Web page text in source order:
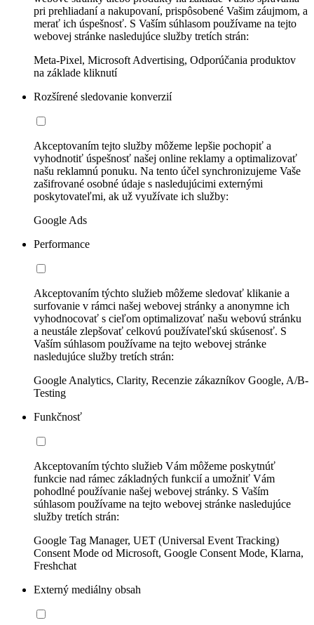
pri prehliadaní a nakupovaní, prispôsobené Vašim záujmom, a
merať ich úspešnosť. S Vaším súhlasom používame na tejto
webovej stránke nasledujúce služby tretích strán:
Meta-Pixel, Microsoft Advertising, Odporúčania produktov
na základe kliknutí
Rozšírené sledovanie konverzií
Akceptovaním tejto služby môžeme lepšie pochopiť a
vyhodnotiť úspešnosť našej online reklamy a optimalizovať
našu reklamnú ponuku. Na tento účel synchronizujeme Vaše
zašifrované osobné údaje s nasledujúcimi externými
poskytovateľmi, ak už využívate ich služby:
Google Ads
Performance
Akceptovaním týchto služieb môžeme sledovať klikanie a
surfovanie v rámci našej webovej stránky a anonymne ich
vyhodnocovať s cieľom optimalizovať našu webovú stránku
a neustále zlepšovať celkovú používateľskú skúsenosť. S
Vaším súhlasom používame na tejto webovej stránke
nasledujúce služby tretích strán:
Google Analytics, Clarity, Recenzie zákazníkov Google, A/B-
Testing
Funkčnosť
Akceptovaním týchto služieb Vám môžeme poskytnúť
funkcie nad rámec základných funkcií a umožniť Vám
pohodlné používanie našej webovej stránky. S Vaším
súhlasom používame na tejto webovej stránke nasledujúce
služby tretích strán:
Google Tag Manager, UET (Universal Event Tracking)
Consent Mode od Microsoft, Google Consent Mode, Klarna,
Freshchat
Externý mediálny obsah